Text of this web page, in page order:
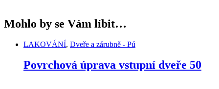
Mohlo by se Vám líbit…
LAKOVÁNÍ, Dveře a zárubně - Pú
Povrchová úprava vstupní dveře 50